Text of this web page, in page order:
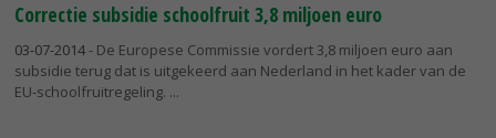
Correctie subsidie schoolfruit 3,8 miljoen euro
03-07-2014- De Europese Commissie vordert 3,8 miljoen euro aan
subsidie terug dat is uitgekeerd aan Nederland in het kader van de
EU-schoolfruitregeling.